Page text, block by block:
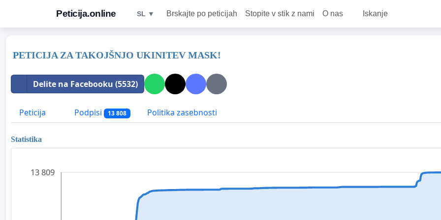
Peticija.online SL ▼ Brskajte po peticijah Stopite v stik z nami O nas Iskanje
PETICIJA ZA TAKOJŠNJO UKINITEV MASK!
Delite na Facebooku (5532)
Peticija Podpisi 13 808 Politika zasebnosti
Statistika
13 809